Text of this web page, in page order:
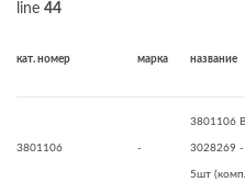
line 44
кат. номер марка название
3801106 -
3801106
3028269
5шт